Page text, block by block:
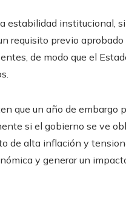
estabilidad institucional,
requisito previo
de modo que el
que un año de embargo
si el gobierno se ve
de alta inflación y
y generar un